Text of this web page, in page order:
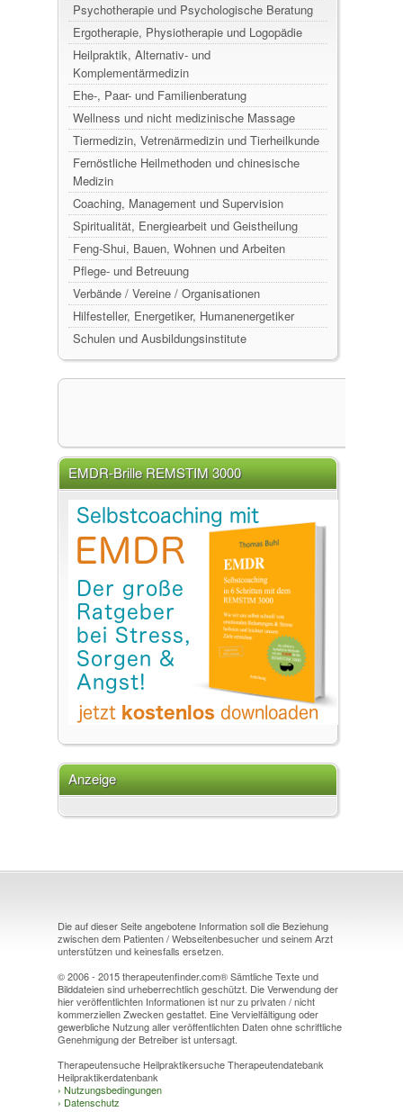
Psychotherapie und Psychologische Beratung
Ergotherapie, Physiotherapie und Logopädie
Heilpraktik, Alternativ- und
Komplementärmedizin
Ehe-, Paar- und Familienberatung
Wellness und nicht medizinische Massage
Tiermedizin, Vetrenärmedizin und Tierheilkunde
Fernöstliche Heilmethoden und chinesische
Medizin
Coaching, Management und Supervision
Spiritualität, Energiearbeit und Geistheilung
Feng-Shui, Bauen, Wohnen und Arbeiten
Pflege- und Betreuung
Verbände / Vereine / Organisationen
Hilfesteller, Energetiker, Humanenergetiker
Schulen und Ausbildungsinstitute
EMDR-Brille REMSTIM 3000
Anzeige
Die auf dieser Seite angebotene Information soll die Beziehung
zwischen dem Patienten / Webseitenbesucher und seinem Arzt
unterstützen und keinesfalls ersetzen.
© 2006 - 2015 therapeutenfinder.com® Sämtliche Texte und
Bilddateien sind urheberrechtlich geschützt. Die Verwendung der
hier veröffentlichten Informationen ist nur zu privaten / nicht
kommerziellen Zwecken gestattet. Eine Vervielfältigung oder
gewerbliche Nutzung aller veröffentlichten Daten ohne schriftliche
Genehmigung der Betreiber ist untersagt.
Therapeutensuche Heilpraktikersuche Therapeutendatebank
Heilpraktikerdatenbank
› Nutzungsbedingungen
› Datenschutz